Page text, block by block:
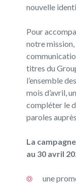
nouvelle
Pour
notre mission,
titres du
l’ensemble
mois d’avril,
compléter le
paroles
La
au 30 avril
une